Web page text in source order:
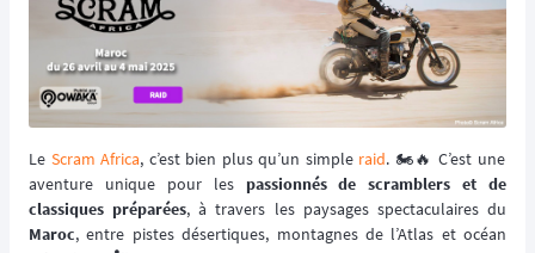
Le Scram Africa, c’est bien plus qu’un simple raid. 🏍️🔥 C’est une
aventure unique pour les passionnés de scramblers et de
classiques préparées, à travers les paysages spectaculaires du
Maroc, entre pistes désertiques, montagnes de l’Atlas et océan